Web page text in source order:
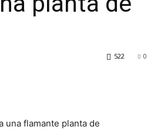
0
522
una flamante planta de